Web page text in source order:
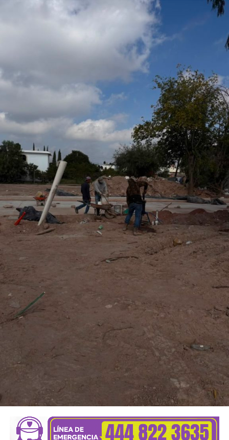
de los eventos de mayor relevancia y afluencia en
o que permitirá fortalecer la promoción turística y cultural
del municipio.
Por último, la presidenta concejal invitó a las y los
asistentes a visitar el stand de Villa de Pozos y conocer
la oferta que tiene el municipio, entre la que destacan su
gastronomía y sus tradiciones, como la emblemática
Procesión de los Cristos, una de las celebraciones que
forman parte de su identidad cultural.
También lee:
Villa de Pozos mantiene acciones por bailes
clandestinos